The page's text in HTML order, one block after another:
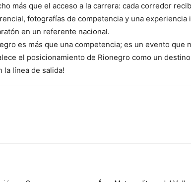
Periódico
más que el acceso a la carrera: cada corredor
fotografías de competencia y una experiencia
en un referente nacional.
es más que una competencia; es un evento que
el posicionamiento de Rionegro como un
la línea de salida!